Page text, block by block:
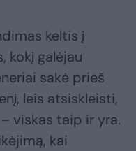
keltis į
kokį galėjau
sakė prieš
leis atsiskleisti,
viskas taip ir yra.
kai